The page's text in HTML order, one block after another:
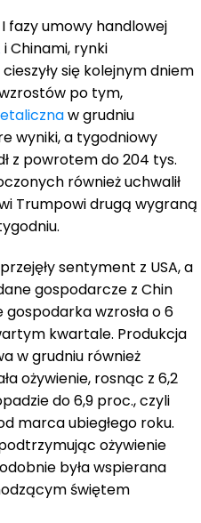
fazy umowy handlowej
i Chinami, rynki
się kolejnym dniem
po tym,
w grudniu
wyniki, a tygodniowy
z powrotem do 204 tys.
również uchwalił
Trumpowi drugą wygraną
sentyment z USA, a
gospodarcze z Chin
gospodarka wzrosła o 6
kwartale. Produkcja
w grudniu również
ożywienie, rosnąc z 6,2
do 6,9 proc., czyli
marca ubiegłego roku.
ożywienie
była wspierana
świętem